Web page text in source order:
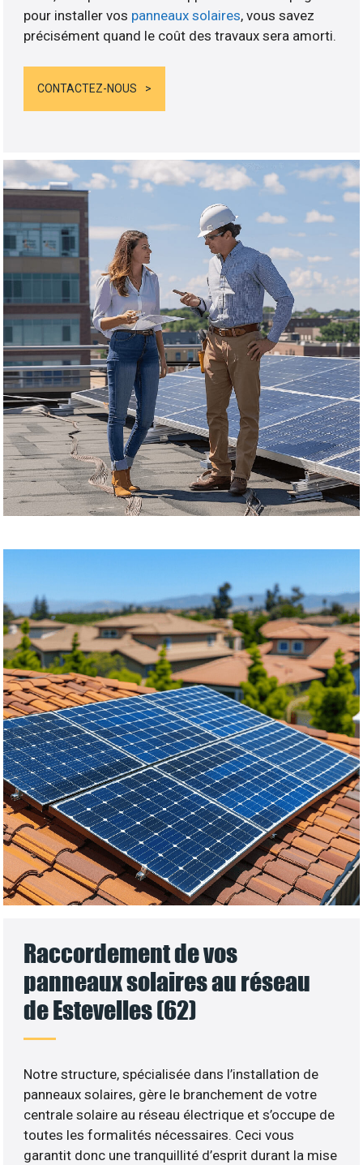
pour installer vos panneaux solaires, vous savez
précisément quand le coût des travaux sera amorti.
CONTACTEZ-NOUS
Raccordement de vos
panneaux solaires au réseau
de Estevelles (62)
Notre structure, spécialisée dans l’installation de
panneaux solaires, gère le branchement de votre
centrale solaire au réseau électrique et s’occupe de
toutes les formalités nécessaires. Ceci vous
garantit donc une tranquillité d’esprit durant la mise